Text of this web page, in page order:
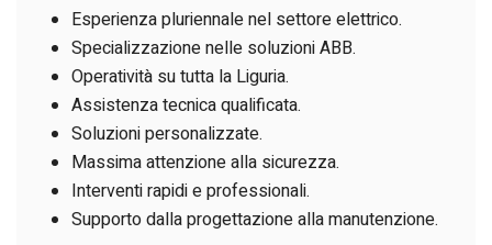
Esperienza pluriennale nel settore elettrico.
Specializzazione nelle soluzioni ABB.
Operatività su tutta la Liguria.
Assistenza tecnica qualificata.
Soluzioni personalizzate.
Massima attenzione alla sicurezza.
Interventi rapidi e professionali.
Supporto dalla progettazione alla manutenzione.